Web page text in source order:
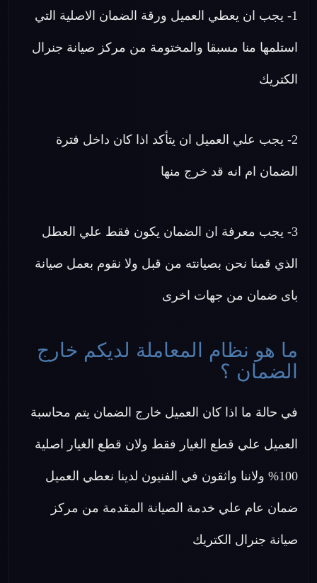
1- يجب ان يعطي العميل ورقة الضمان الاصلية التي
استلمها منا مسبقا والمختومة من مركز صيانة جنرال
الكتريك
2- يجب علي العميل ان يتأكد اذا كان داخل فترة
الضمان ام انه قد خرج منها
3- يجب معرفة ان الضمان يكون فقط علي العطل
الذي قمنا نحن بصيانته من قبل ولا نقوم بعمل صيانة
باى ضمان من جهات اخرى
ما هو نظام المعاملة لديكم خارج
الضمان ؟
في حالة ما اذا كان العميل خارج الضمان يتم محاسبة
العميل علي قطع الغيار فقط ولان قطع الغيار اصلية
100% ولاننا واثقون في الفنيون لدينا نعطي العميل
ضمان عام علي خدمة الصيانة المقدمة من مركز
صيانة جنرال الكتريك